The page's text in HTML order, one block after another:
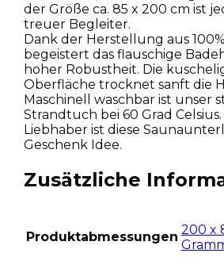
der Größe ca. 85 x 200 cm ist
treuer Begleiter.
Dank der Herstellung aus
begeistert das flauschige
hoher Robustheit. Die
Oberfläche trocknet sanft die
Maschinell waschbar ist unser
Strandtuch bei 60 Grad
Liebhaber ist diese
Geschenk Idee.
Zusätzliche
Produktabmessungen 200 x